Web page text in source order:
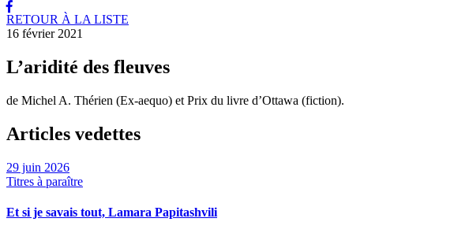
RETOUR À LA LISTE
16 février 2021
L’aridité des fleuves
de Michel A. Thérien (Ex-aequo) et Prix du livre d’Ottawa (fiction).
Articles vedettes
29 juin 2026
Titres à paraître
Et si je savais tout, Lamara Papitashvili